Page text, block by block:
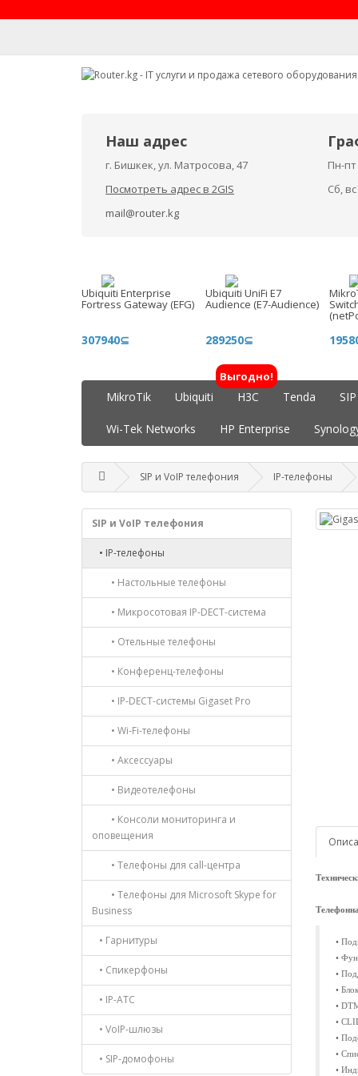
Наш адрес
г. Бишкек, ул. Матросова, 47
Посмотреть адрес в 2GIS
mail@router.kg
Пн-пт
Сб,
Ubiquiti Enterprise
Fortress Gateway (EFG)
307940⊆
Ubiquiti UniFi E7
Audience (E7-Audience)
289250⊆
MikroTik Ubiquiti
Выгодно!
H3C Tenda
Wi-Tek Networks HP Enterprise
SIP и VoIP телефония IP-телефоны
SIP и VoIP телефония
• IP-телефоны
• Настольные телефоны
• Микросотовая IP-DECT-система
• Отельные телефоны
• Конференц-телефоны
• IP-DECT-системы Gigaset Pro
• Wi-Fi-телефоны
• Аксессуары
• Видеотелефоны
• Консоли мониторинга и
оповещения
• Телефоны для call-центра
• Телефоны для Microsoft Skype for
Business
• Гарнитуры
• Спикерфоны
• IP-АТС
• VoIP-шлюзы
• SIP-домофоны
•
•
•
•
•
•
•
•
•